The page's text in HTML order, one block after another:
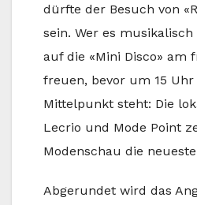
dürfte der Besuch von
sein. Wer es
auf die «Mini Disco» am
freuen, bevor um 15 Uhr
Mittelpunkt steht: Die
Lecrio und Mode Point
Modenschau die
Abgerundet wird das